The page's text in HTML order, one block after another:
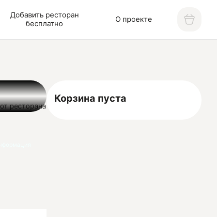
Добавить ресторан
бесплатно
О проекте
ресторана
и быстрая
заказ в
Корзина пуста